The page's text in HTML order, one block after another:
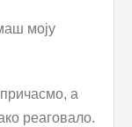
моју
а
реаговало.